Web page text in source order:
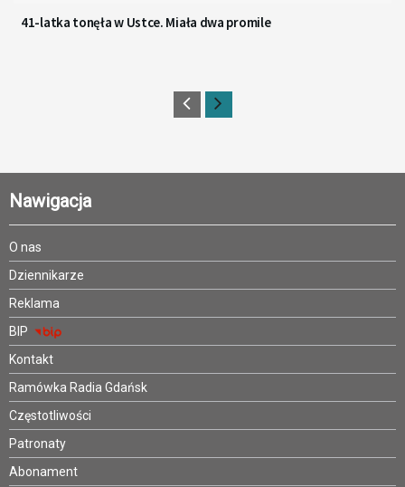
41-latka tonęła w Ustce. Miała dwa promile
Nawigacja
O nas
Dziennikarze
Reklama
BIP
Kontakt
Ramówka Radia Gdańsk
Częstotliwości
Patronaty
Abonament